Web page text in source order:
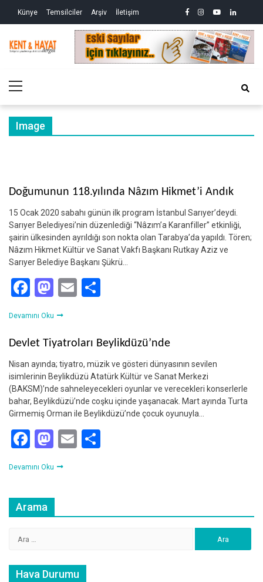
Künye Temsilciler Arşiv İletişim facebook
instagram
youtubelinkedin
ve
Kent&Hayat
Yönetim ve Genel Aktüalite Dergisi
Menu
Image
Doğumunun 118.yılında Nâzım Hikmet’i Andık
15 Ocak 2020 sabahı günün ilk program İstanbul Sarıyer’deydi.
Sarıyer Belediyesi’nin düzenlediği “Nâzım’a Karanfiller” etkinliği,
şairin ülkesinden ayrıldığı son nokta olan Tarabya’da yapıldı. Tören;
Nâzım Hikmet Kültür ve Sanat Vakfı Başkanı Rutkay Aziz ve
Sarıyer Belediye Başkanı Şükrü…
Facebook
Mastodon
Email
Devamını Oku
Devlet Tiyatroları Beylikdüzü’nde
Nisan ayında; tiyatro, müzik ve gösteri dünyasının sevilen
isimlerinin Beylikdüzü Atatürk Kültür ve Sanat Merkezi
(BAKSM)’nde sahneleyecekleri oyunlar ve verecekleri konserlerle
bahar, Beylikdüzü’nde coşku içinde yaşanacak. Mart ayında Turta
Girmemiş Orman ile Beylikdüzü’nde çocuk oyunuyla…
Facebook
Mastodon
Email
Devamını Oku
Arama
Hava Durumu